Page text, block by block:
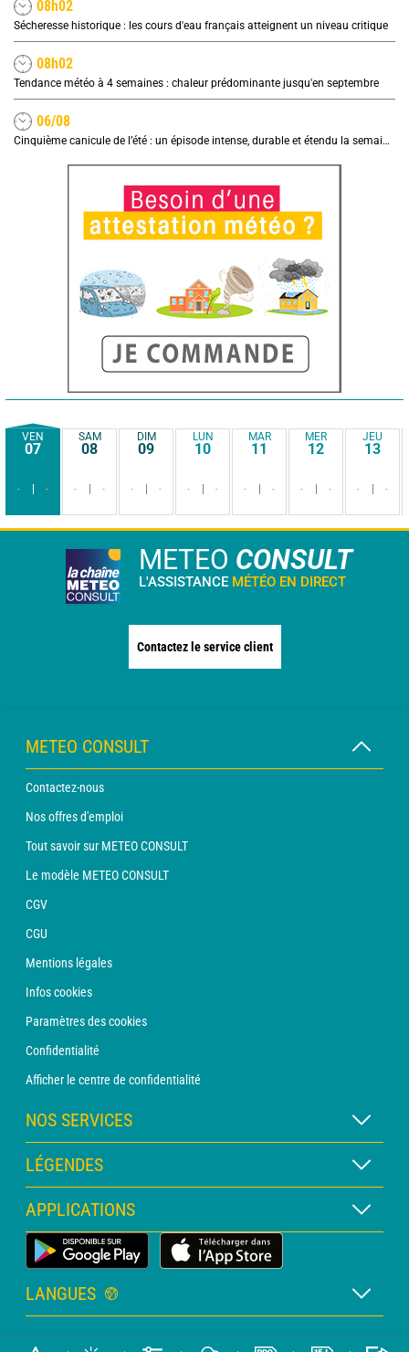
08h02
Sécheresse historique : les cours d'eau français atteignent un niveau critique
08h02
Tendance météo à 4 semaines : chaleur prédominante jusqu'en septembre
06/08
Cinquième canicule de l’été : un épisode intense, durable et étendu la semaine prochaine
VEN
07
- -
SAM
08
- -
DIM
09
- -
LUN
10
- -
MAR
11
- -
MER
12
- -
JEU
13
- -
METEO CONSULT
L'ASSISTANCE MÉTÉO EN DIRECT
Contactez le service client
METEO CONSULT
Contactez-nous
Nos offres d'emploi
Tout savoir sur METEO CONSULT
Le modèle METEO CONSULT
CGV
CGU
Mentions légales
Infos cookies
Paramètres des cookies
Confidentialité
Afficher le centre de confidentialité
NOS SERVICES
Abonnement METEO Xpert
Abonnement METEO PRO
Consultation avec un prévisionniste
Bulletin PRO
LÉGENDES
Légende des cartes
Légende des pictogrammes
Glossaire
APPLICATIONS
Application Météo Terrestre
LANGUES